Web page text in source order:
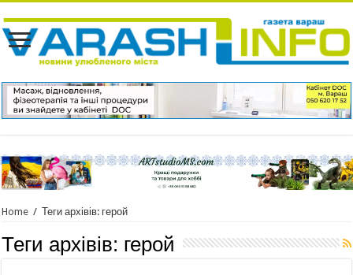
Home / Теги архівів: герой
Теги архівів: герой